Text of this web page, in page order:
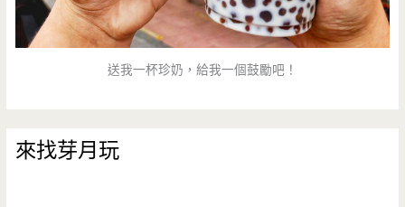
送我一杯珍奶，給我一個鼓勵吧！
來找芽月玩